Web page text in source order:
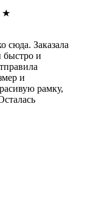
★
сюда. Заказала
быстро и
и
рамку,